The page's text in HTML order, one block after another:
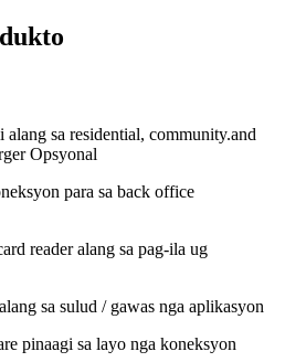
sa residential, community.and
Opsyonal
para sa back office
reader alang sa pag-ila ug
sa sulud / gawas nga aplikasyon
pinaagi sa layo nga koneksyon